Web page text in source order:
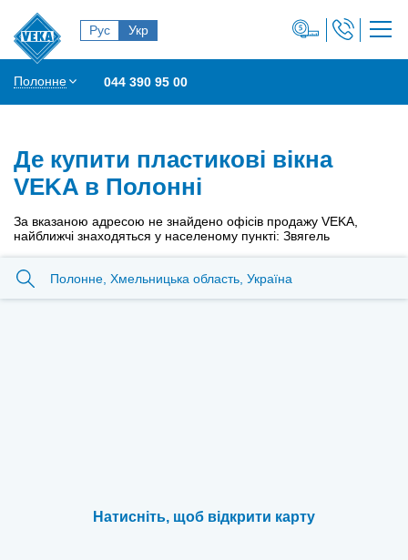
Рус Укр
Полонне 044 390 95 00
Де купити пластикові вікна
VEKA в Полонні
За вказаною адресою не знайдено офісів продажу VEKA,
найближчі знаходяться у населеному пункті: Звягель
Натисніть, щоб відкрити карту